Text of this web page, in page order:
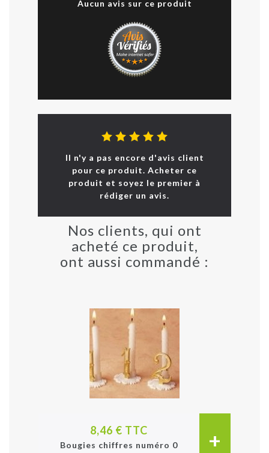
Aucun avis sur ce produit
Il n'y a pas encore d'avis client
pour ce produit. Acheter ce
produit et soyez le premier à
rédiger un avis.
Nos clients, qui ont
acheté ce produit,
ont aussi commandé :
8,46 € TTC
Bougies chiffres numéro 0 +